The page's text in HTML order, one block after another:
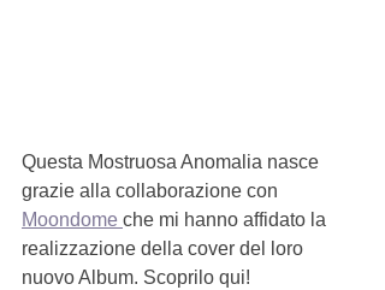
Questa Mostruosa Anomalia nasce
grazie alla collaborazione con
Moondome che mi hanno affidato la
realizzazione della cover del loro
nuovo Album. Scoprilo qui!